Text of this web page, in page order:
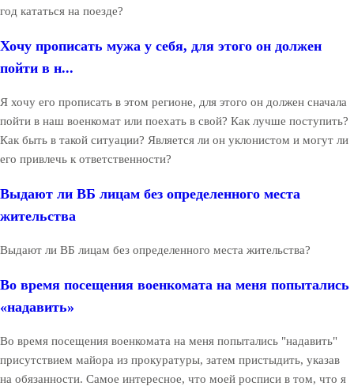
год кататься на поезде?
Хочу прописать мужа у себя, для этого он должен
пойти в н...
Я хочу его прописать в этом регионе, для этого он должен сначала
пойти в наш военкомат или поехать в свой? Как лучше поступить?
Как быть в такой ситуации? Является ли он уклонистом и могут ли
его привлечь к ответственности?
Выдают ли ВБ лицам без определенного места
жительства
Выдают ли ВБ лицам без определенного места жительства?
Во время посещения военкомата на меня попытались
«надавить»
Во время посещения военкомата на меня попытались "надавить"
присутствием майора из прокуратуры, затем пристыдить, указав
на обязанности. Самое интересное, что моей росписи в том, что я